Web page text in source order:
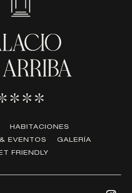
HABITACIONES
EVENTOS GALERÍA
FRIENDLY